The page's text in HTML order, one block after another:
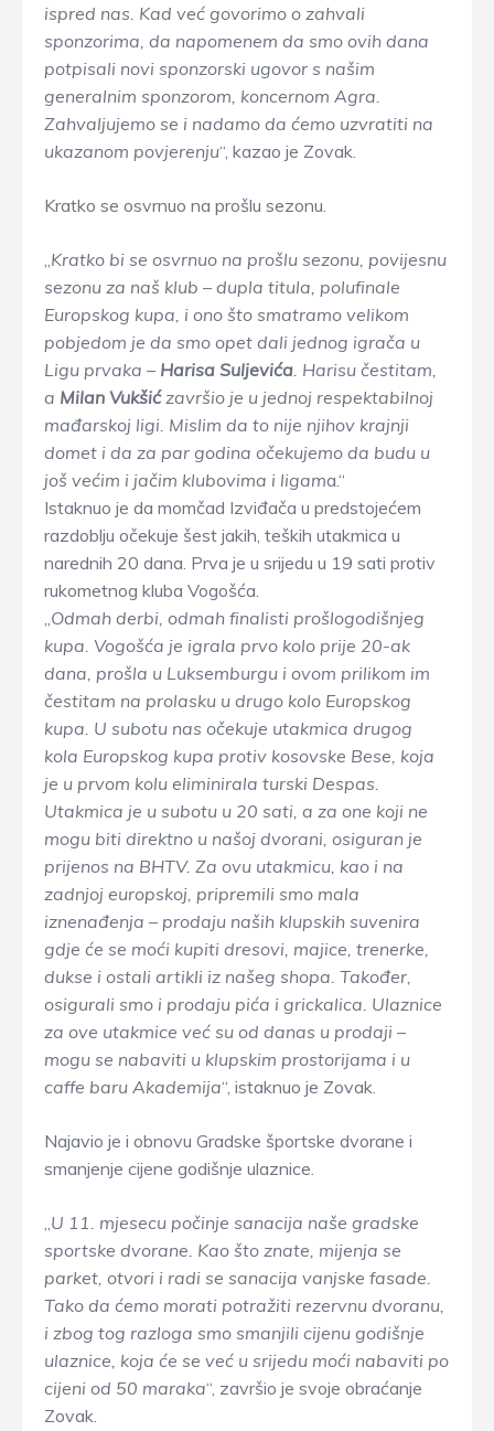
ispred nas. Kad već govorimo o zahvali
sponzorima, da napomenem da smo ovih dana
potpisali novi sponzorski ugovor s našim
generalnim sponzorom, koncernom Agra.
Zahvaljujemo se i nadamo da ćemo uzvratiti na
ukazanom povjerenju“, kazao je Zovak.
Kratko se osvrnuo na prošlu sezonu.
„Kratko bi se osvrnuo na prošlu sezonu, povijesnu
sezonu za naš klub – dupla titula, polufinale
Europskog kupa, i ono što smatramo velikom
pobjedom je da smo opet dali jednog igrača u
Ligu prvaka – Harisa Suljevića. Harisu čestitam,
a Milan Vukšićzavršio je u jednoj respektabilnoj
mađarskoj ligi. Mislim da to nije njihov krajnji
domet i da za par godina očekujemo da budu u
još većim i jačim klubovima i ligama.“
Istaknuo je da momčad Izviđača u predstojećem
razdoblju očekuje šest jakih, teških utakmica u
narednih 20 dana. Prva je u srijedu u 19 sati protiv
rukometnog kluba Vogošća.
„Odmah derbi, odmah finalisti prošlogodišnjeg
kupa. Vogošća je igrala prvo kolo prije 20-ak
dana, prošla u Luksemburgu i ovom prilikom im
čestitam na prolasku u drugo kolo Europskog
kupa. U subotu nas očekuje utakmica drugog
kola Europskog kupa protiv kosovske Bese, koja
je u prvom kolu eliminirala turski Despas.
Utakmica je u subotu u 20 sati, a za one koji ne
mogu biti direktno u našoj dvorani, osiguran je
prijenos na BHTV. Za ovu utakmicu, kao i na
zadnjoj europskoj, pripremili smo mala
iznenađenja – prodaju naših klupskih suvenira
gdje će se moći kupiti dresovi, majice, trenerke,
dukse i ostali artikli iz našeg shopa. Također,
osigurali smo i prodaju pića i grickalica. Ulaznice
za ove utakmice već su od danas u prodaji –
mogu se nabaviti u klupskim prostorijama i u
caffe baru Akademija“, istaknuo je Zovak.
Najavio je i obnovu Gradske športske dvorane i
smanjenje cijene godišnje ulaznice.
„U 11. mjesecu počinje sanacija naše gradske
sportske dvorane. Kao što znate, mijenja se
parket, otvori i radi se sanacija vanjske fasade.
Tako da ćemo morati potražiti rezervnu dvoranu,
i zbog tog razloga smo smanjili cijenu godišnje
ulaznice, koja će se već u srijedu moći nabaviti po
cijeni od 50 maraka“, završio je svoje obraćanje
Zovak.